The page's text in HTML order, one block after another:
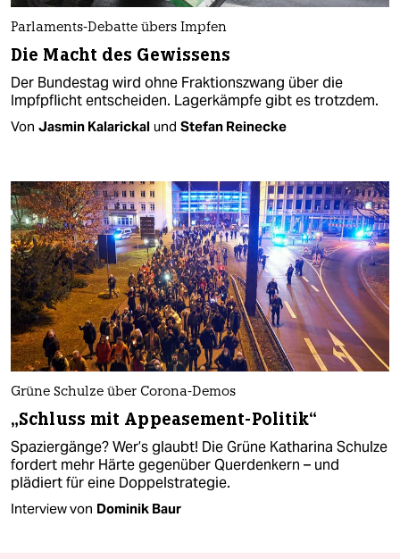
Parlaments-Debatte übers Impfen
Die Macht des Gewissens
Der Bundestag wird ohne Fraktionszwang über die
Impfpflicht entscheiden. Lagerkämpfe gibt es trotzdem.
Von Jasmin Kalarickal und Stefan Reinecke
Grüne Schulze über Corona-Demos
„Schluss mit Appeasement-Politik“
Spaziergänge? Wer’s glaubt! Die Grüne Katharina Schulze
fordert mehr Härte gegenüber Querdenkern – und
plädiert für eine Doppelstrategie.
Interview von Dominik Baur